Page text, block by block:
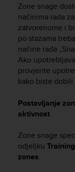
Zone snage
načinima rada
zatvorenome i
po stazama
načine rada
Ako
provjerite
kako biste
Postavljanje
aktivnost
Zone snage
odjeljku Training
zones.